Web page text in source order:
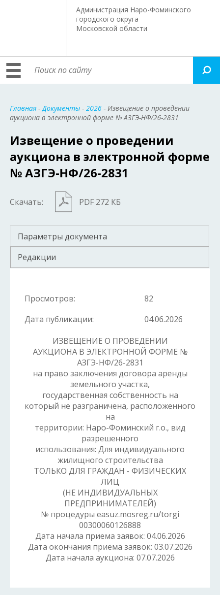
Администрация Наро-Фоминского
городского округа
Московской области
Главная -Документы - 2026 - Извещение о проведении
аукциона в электронной форме № АЗГЭ-НФ/26-2831
Извещение о проведении
аукциона в электронной форме
№ АЗГЭ-НФ/26-2831
Скачать: PDF 272 КБ
Параметры документа
Редакции
Просмотров:
82
Дата публикации:
04.06.2026
ИЗВЕЩЕНИЕ О ПРОВЕДЕНИИ
АУКЦИОНА В ЭЛЕКТРОННОЙ ФОРМЕ №
АЗГЭ-НФ/26-2831
на право заключения договора аренды
земельного участка,
государственная собственность на
который не разграничена, расположенного
на
территории: Наро-Фоминский г.о., вид
разрешенного
использования: Для индивидуального
жилищного строительства
ТОЛЬКО ДЛЯ ГРАЖДАН - ФИЗИЧЕСКИХ
ЛИЦ
(НЕ ИНДИВИДУАЛЬНЫХ
ПРЕДПРИНИМАТЕЛЕЙ)
№ процедуры easuz.mosreg.ru/torgi
00300060126888
Дата начала приема заявок: 04.06.2026
Дата окончания приема заявок: 03.07.2026
Дата начала аукциона: 07.07.2026